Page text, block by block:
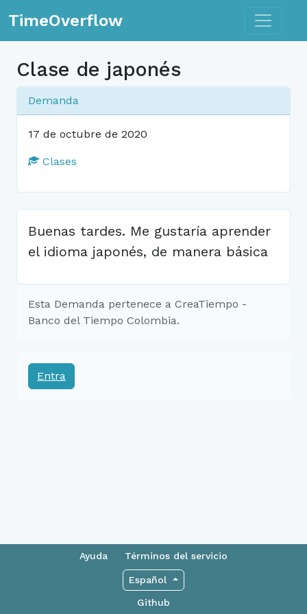
TimeOverflow Toggle
Clase de japonés
Demanda
17 de octubre de 2020
Clases
Buenas tardes. Me gustaría aprender
el idioma japonés, de manera básica
Esta Demanda pertenece a CreaTiempo -
Banco del Tiempo Colombia.
Entra
Ayuda Términos del servicio
Español
Github